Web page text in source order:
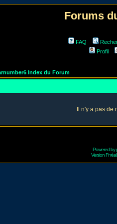
Forums
FAQ
Profil
Index du Forum
Il n'y a pas
Powered by
Version Fr